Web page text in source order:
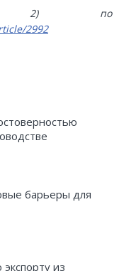
2) по
2992
барьеры для
из